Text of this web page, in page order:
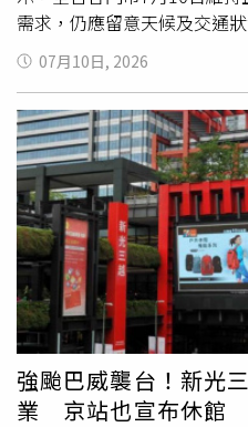
懸掛物，低窪地區可向各區
期間應避免非必要外出，並
需求，仍應留意天候及交通
全聯指出，各地門市將依照
間，並以員工安全為優先考
務，將依各縣市停班停課公
未達停班停課標準，但天候
務。【萬家福】萬家福表示
維持正常營業；外送、線上
停課公告調整，部分地區將
運。【愛買】愛買表示，全
際營運狀況將依各門市公告
郎10日凌晨公告，受巴威颱
CITYLINK店、天母高島屋店
店、中壢中正店7月10日
暫停
況及員工出勤情形滾動調整
意官方粉絲專頁最新公告，
07月10日, 2026
強颱巴威襲台！新光
業 京站也宣布休館